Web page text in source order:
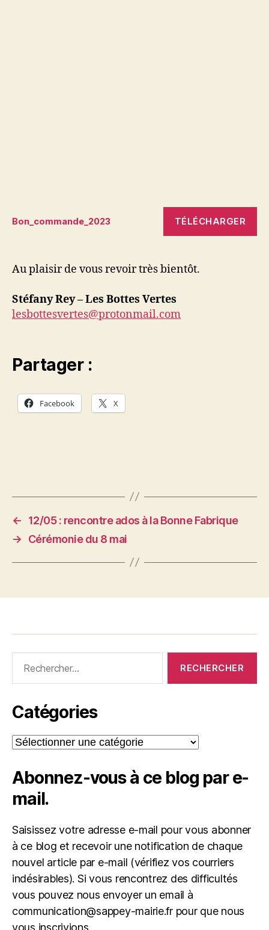
Bon_commande_2023 TÉLÉCHARGER
Au plaisir de vous revoir très bientôt.
Stéfany Rey – Les Bottes Vertes
lesbottesvertes@protonmail.com
Partager :
Facebook X
←
12/05 : rencontre ados à la Bonne Fabrique
→
Cérémonie du 8 mai
Catégories
Catégories
Abonnez-vous à ce blog par e-
mail.
Saisissez votre adresse e-mail pour vous abonner
à ce blog et recevoir une notification de chaque
nouvel article par e-mail (vérifiez vos courriers
indésirables). Si vous rencontrez des difficultés
vous pouvez nous envoyer un email à
communication@sappey-mairie.fr pour que nous
vous inscrivions.